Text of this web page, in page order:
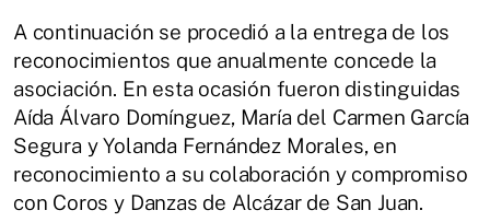
A continuación se procedió a la entrega de los
reconocimientos que anualmente concede la
asociación. En esta ocasión fueron distinguidas
Aída Álvaro Domínguez, María del Carmen García
Segura y Yolanda Fernández Morales, en
reconocimiento a su colaboración y compromiso
con Coros y Danzas de Alcázar de San Juan.